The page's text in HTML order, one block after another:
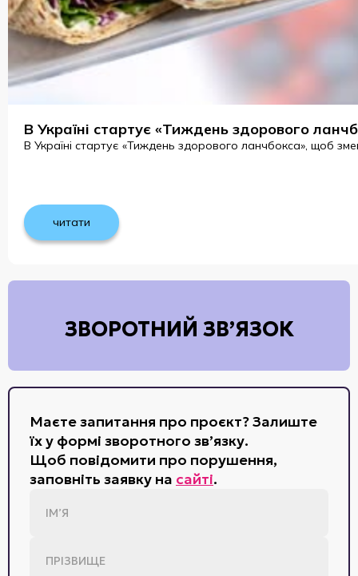
В Україні стартує «Тиждень здорового
В Україні стартує «Тиждень здорового ланчбокса», щоб
читати
ЗВОРОТНИЙ ЗВ’ЯЗОК
Маєте запитання про проєкт? Залиште
їх у формі зворотного зв’язку.
Щоб повідомити про порушення,
заповніть заявку на сайті.